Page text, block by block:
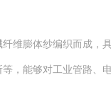
维膨体纱编织而成
，能够对工业管路、